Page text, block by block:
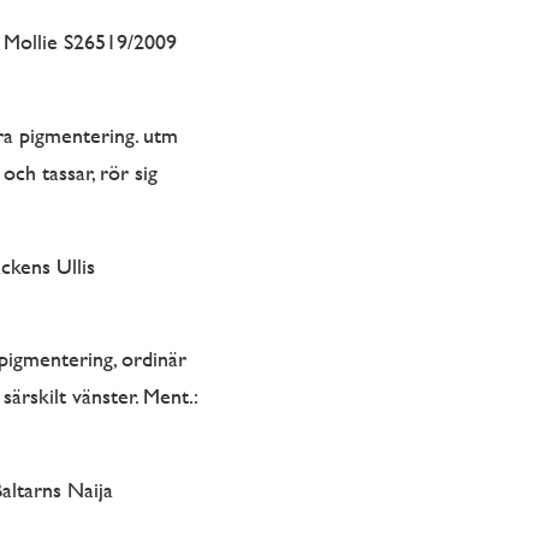
S26519/2009
pigmentering. utm
tassar, rör sig
Ullis
ordinär
vänster. Ment.:
Naija